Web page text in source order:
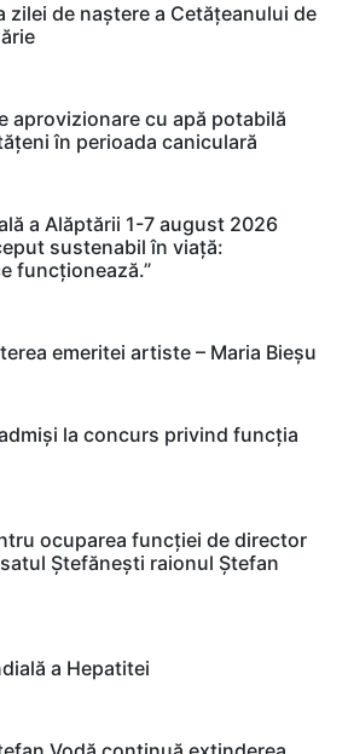
zilei de naștere a Cetățeanului de
aprovizionare cu apă potabilă
în perioada caniculară
a Alăptării 1-7 august 2026
sustenabil în viață:
funcționează.”
emeritei artiste – Maria Bieșu
la concurs privind funcția
ocuparea funcției de director
Ștefănești raionul Ștefan
a Hepatitei